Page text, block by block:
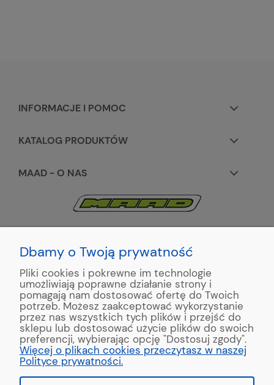
INFORMACJE I POMOC
KATALOG PRODUKTÓW
MAAD - O NAS
+48 663195531
ul. Reymonta 2
89-500 Tuchola
Copyright © 2022 MAAD Zaginarki - Producent Maszyn
Blacharskich. Produkcja:MinisterstwoReklamy.pl
Dbamy o Twoją prywatność
Pliki cookies i pokrewne im technologie
umożliwiają poprawne działanie strony i
pomagają nam dostosować ofertę do Twoich
potrzeb. Możesz zaakceptować wykorzystanie
przez nas wszystkich tych plików i przejść do
sklepu lub dostosować użycie plików do swoich
preferencji, wybierając opcję "Dostosuj zgody".
Więcej o plikach cookies przeczytasz w naszej
Polityce prywatności.